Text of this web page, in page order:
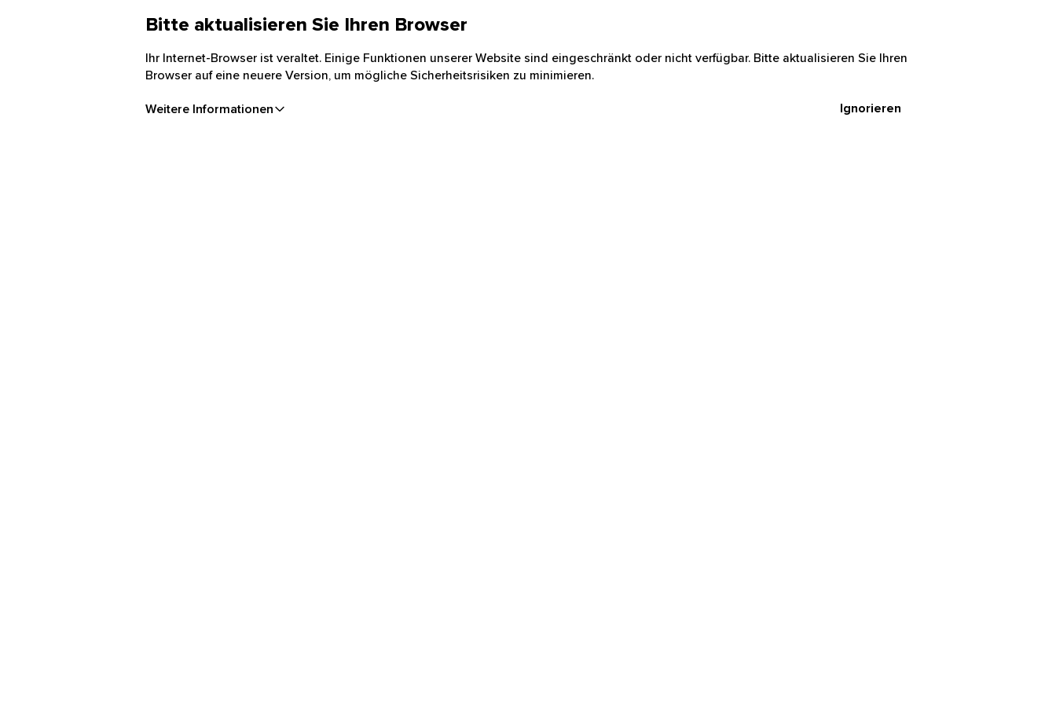
Bitte aktualisieren Sie Ihren Browser
Ihr Internet-Browser ist veraltet. Einige Funktionen unserer Website sind eingeschränkt oder nicht verfügbar. Bitte aktualisieren Sie Ihren
Browser auf eine neuere Version, um mögliche Sicherheitsrisiken zu minimieren.
Weitere Informationen Ignorieren